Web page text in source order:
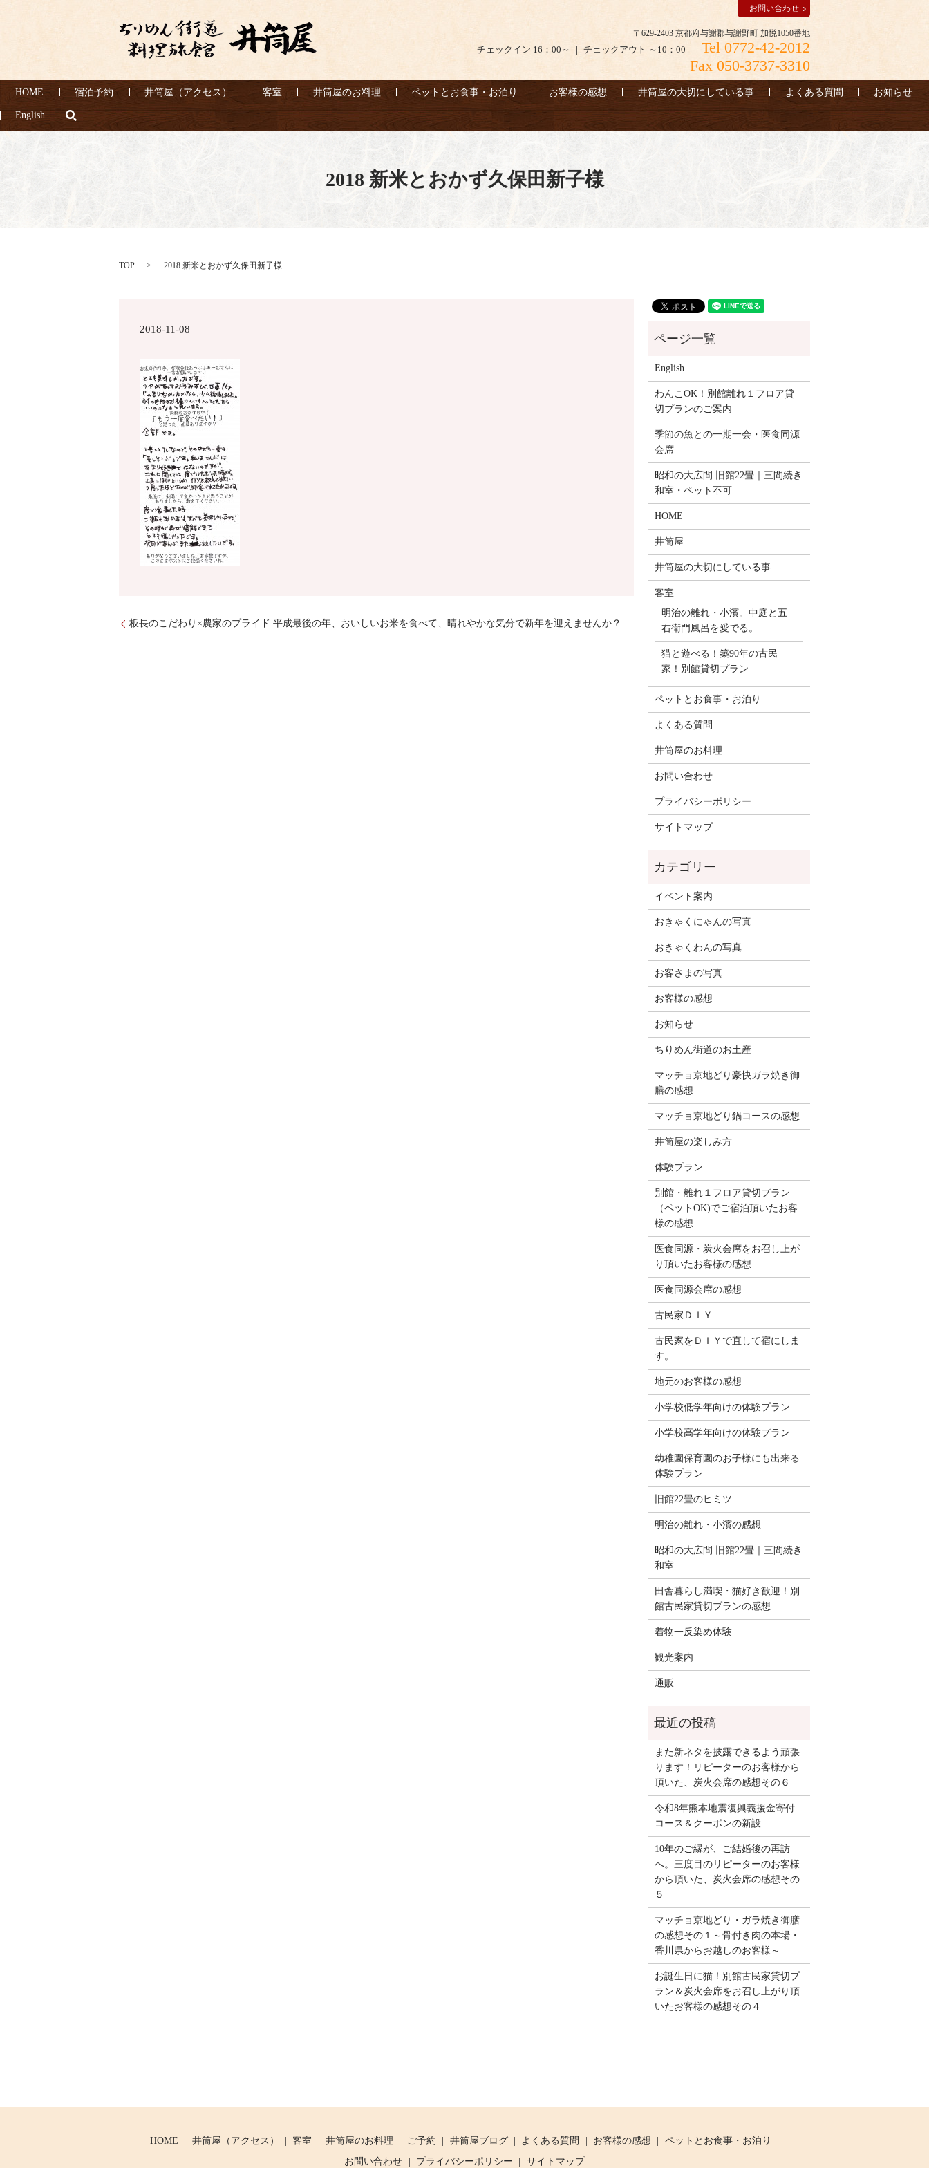
〒629-2403 京都府与謝郡与謝野町 加悦1050番地
チェックイン 16：00～ ｜ チェックアウト ～10：00
Tel 0772-42-2012
Fax 050-3737-3310
お問い合わせ
HOME 宿泊予約 井筒屋（アクセス） 客室 井筒屋のお料理 ペットとお食事・お泊り お客様の感想 井筒屋の大切にしている事 よくある質問 お知らせ
English
2018 新米とおかず久保田新子様
TOP 2018 新米とおかず久保田新子様
2018-11-08
板長のこだわり×農家のプライド 平成最後の年、おいしいお米を食べて、晴れやかな気分で新年を迎えませんか？
English
わんこOK！別館離れ１フロア貸
切プランのご案内
季節の魚との一期一会・医食同源
会席
昭和の大広間 旧館22畳｜三間続き
和室・ペット不可
HOME
井筒屋
井筒屋の大切にしている事
客室
明治の離れ・小濱。中庭と五
右衛門風呂を愛でる。
猫と遊べる！築90年の古民
家！別館貸切プラン
ペットとお食事・お泊り
よくある質問
井筒屋のお料理
お問い合わせ
プライバシーポリシー
サイトマップ
イベント案内
おきゃくにゃんの写真
おきゃくわんの写真
お客さまの写真
お客様の感想
お知らせ
ちりめん街道のお土産
マッチョ京地どり豪快ガラ焼き御
膳の感想
マッチョ京地どり鍋コースの感想
井筒屋の楽しみ方
体験プラン
別館・離れ１フロア貸切プラン
（ペットOK)でご宿泊頂いたお客
様の感想
医食同源・炭火会席をお召し上が
り頂いたお客様の感想
医食同源会席の感想
古民家ＤＩＹ
古民家をＤＩＹで直して宿にしま
す。
地元のお客様の感想
小学校低学年向けの体験プラン
小学校高学年向けの体験プラン
幼稚園保育園のお子様にも出来る
体験プラン
旧館22畳のヒミツ
明治の離れ・小濱の感想
昭和の大広間 旧館22畳｜三間続き
和室
田舎暮らし満喫・猫好き歓迎！別
館古民家貸切プランの感想
着物一反染め体験
観光案内
通販
また新ネタを披露できるよう頑張
ります！リピーターのお客様から
頂いた、炭火会席の感想その６
令和8年熊本地震復興義援金寄付
コース＆クーポンの新設
10年のご縁が、ご結婚後の再訪
へ。三度目のリピーターのお客様
から頂いた、炭火会席の感想その
５
マッチョ京地どり・ガラ焼き御膳
の感想その１～骨付き肉の本場・
香川県からお越しのお客様～
お誕生日に猫！別館古民家貸切プ
ラン＆炭火会席をお召し上がり頂
いたお客様の感想その４
HOME 井筒屋（アクセス） 客室 井筒屋のお料理 ご予約 井筒屋ブログ よくある質問 お客様の感想
ペットとお食事・お泊り
お問い合わせ
プライバシーポリシー サイトマップ